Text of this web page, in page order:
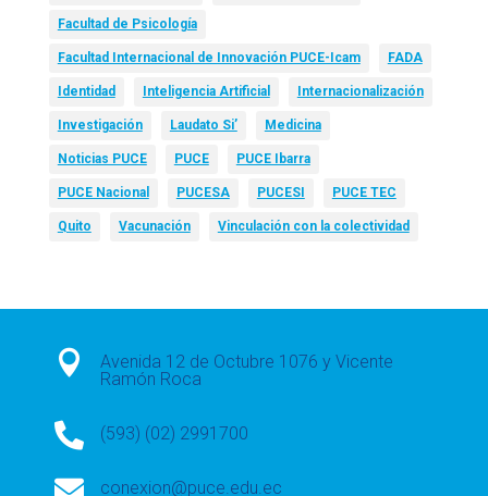
Facultad de Psicología
Facultad Internacional de Innovación PUCE-Icam FADA
Identidad Inteligencia Artificial Internacionalización
Investigación Laudato Si’ Medicina
Noticias PUCE PUCE PUCE Ibarra
PUCE Nacional PUCESA PUCESI PUCE TEC
Quito Vacunación Vinculación con la colectividad

Avenida 12 de Octubre 1076 y Vicente
Ramón Roca
 (593) (02) 2991700
 conexion@puce.edu.ec